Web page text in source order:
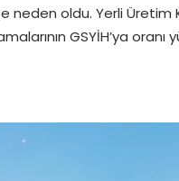
oldu. Yerli Üretim
GSYİH’ya oranı